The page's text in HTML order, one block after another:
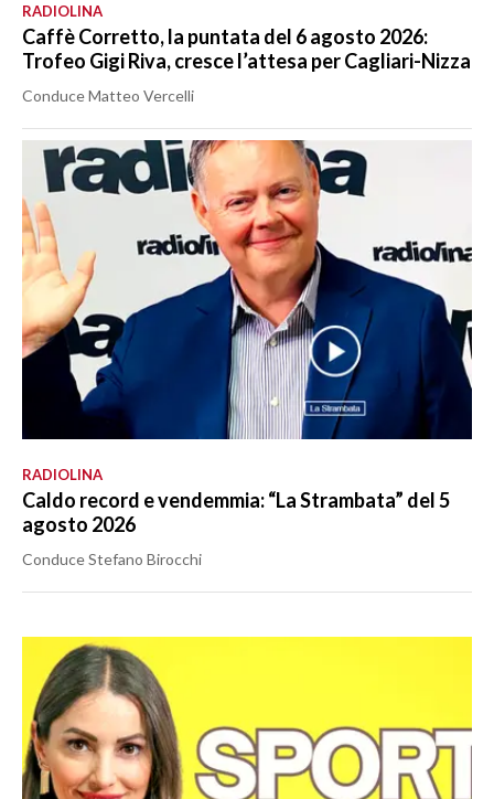
RADIOLINA
Caffè Corretto, la puntata del 6 agosto 2026:
Trofeo Gigi Riva, cresce l’attesa per Cagliari-Nizza
Conduce Matteo Vercelli
RADIOLINA
Caldo record e vendemmia: “La Strambata” del 5
agosto 2026
Conduce Stefano Birocchi